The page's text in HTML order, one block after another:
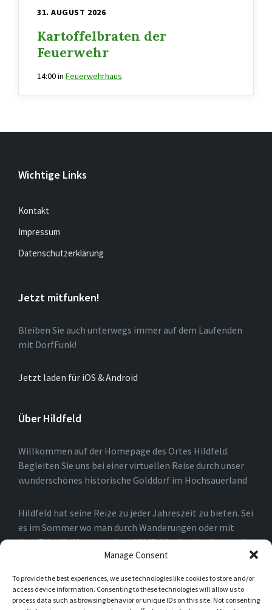
Manage Consent
To provide the best experiences, we use technologies like cookies to store and/or
access device information. Consenting to these technologies will allow us to
process data such as browsing behavior or unique IDs on this site. Not consenting
31. AUGUST 2026
Kartoffelbraten der
Feuerwehr
14:00in Feuerwehrhaus
Wichtige Links
Kontakt
Impressum
Datenschutzerklärung
Jetzt mitfunken!
Bleiben Sie auch unterwegs immer auf dem Laufenden
mit DorfFunk!
Jetzt laden für iOS & Android
Über Hildfeld
Willkommen auf der Homepage des Ortes Hildfeld.
Begleiten Sie uns bei einer virtuellen Reise durch unser
wunderschönes historische Golddorf im Hochsauerland
Hildfeld hat seine Reize zu jeder Jahreszeit zu bieten. Sei
es im Sommer wo man durch Wanderungen oder mit
dem Bike die Natur rund um Hildfeld erkunden kann, oder
auch im Winter, wo man durch die Loipen und an den
genießen kann.